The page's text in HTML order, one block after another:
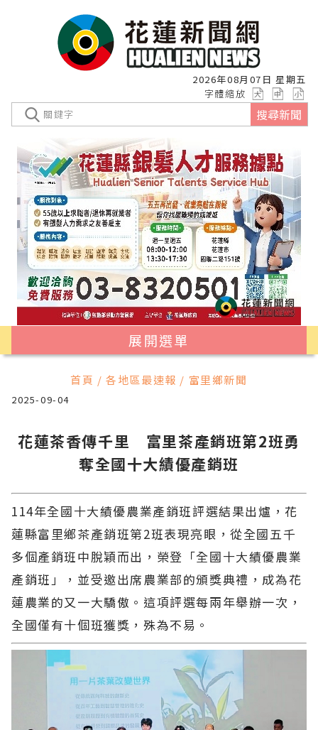
2026年08月07日 星期五
字體縮放
搜尋新聞
展開選單
首頁 / 各地區最速報 / 富里鄉新聞
2025-09-04
花蓮茶香傳千里 富里茶產銷班第2班勇
奪全國十大績優產銷班
114年全國十大績優農業產銷班評選結果出爐，花
蓮縣富里鄉茶產銷班第2班表現亮眼，從全國五千
多個產銷班中脫穎而出，榮登「全國十大績優農業
產銷班」，並受邀出席農業部的頒獎典禮，成為花
蓮農業的又一大驕傲。這項評選每兩年舉辦一次，
全國僅有十個班獲獎，殊為不易。